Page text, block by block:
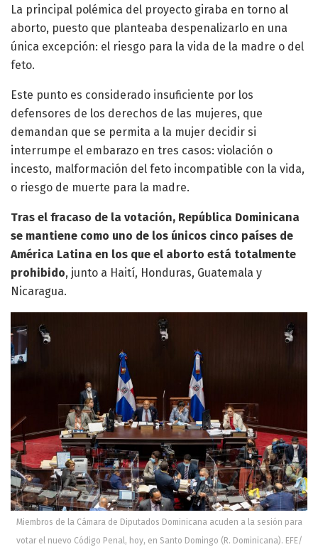
La principal polémica del proyecto giraba en torno al
aborto, puesto que planteaba despenalizarlo en una
única excepción: el riesgo para la vida de la madre o del
feto.
Este punto es considerado insuficiente por los
defensores de los derechos de las mujeres, que
demandan que se permita a la mujer decidir si
interrumpe el embarazo en tres casos: violación o
incesto, malformación del feto incompatible con la vida,
o riesgo de muerte para la madre.
Tras el fracaso de la votación, República Dominicana
se mantiene como uno de los únicos cinco países de
América Latina en los que el aborto está totalmente
prohibido, junto a Haití, Honduras, Guatemala y
Nicaragua.
Miembros de la Cámara de Diputados Dominicana acuden a la sesión para
votar el nuevo Código Penal, hoy, en Santo Domingo (R. Dominicana). EFE/